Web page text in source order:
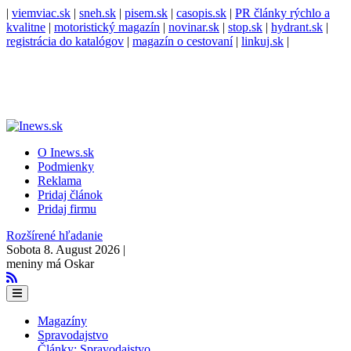
| viemviac.sk | sneh.sk | pisem.sk | casopis.sk | PR články rýchlo a
kvalitne | motoristický magazín | novinar.sk | stop.sk | hydrant.sk |
registrácia do katalógov | magazín o cestovaní| linkuj.sk |
O Inews.sk
Podmienky
Reklama
Pridaj článok
Pridaj firmu
Rozšírené hľadanie
Sobota 8. August 2026 |
meniny má Oskar
Magazíny
Spravodajstvo